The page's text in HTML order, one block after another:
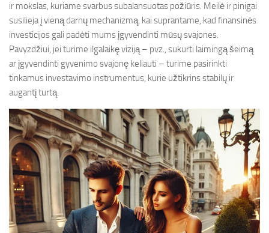
ir mokslas, kuriame svarbus subalansuotas požiūris. Meilė ir pinigai
susilieja į vieną darnų mechanizmą, kai suprantame, kad finansinės
investicijos gali padėti mums įgyvendinti mūsų svajones.
Pavyzdžiui, jei turime ilgalaikę viziją – pvz., sukurti laimingą šeimą
ar įgyvendinti gyvenimo svajonę keliauti – turime pasirinkti
tinkamus investavimo instrumentus, kurie užtikrins stabilų ir
augantį turtą.